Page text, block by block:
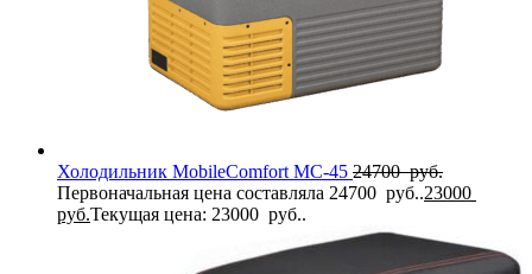
Холодильник MobileComfort MC-45 24700руб.
Первоначальная цена составляла 24700 руб..23000
руб.Текущая цена: 23000 руб..